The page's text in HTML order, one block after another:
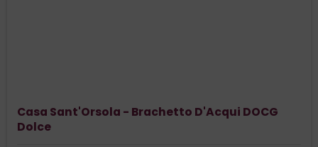
Casa Sant'Orsola - Brachetto D'Acqui DOCG
Dolce